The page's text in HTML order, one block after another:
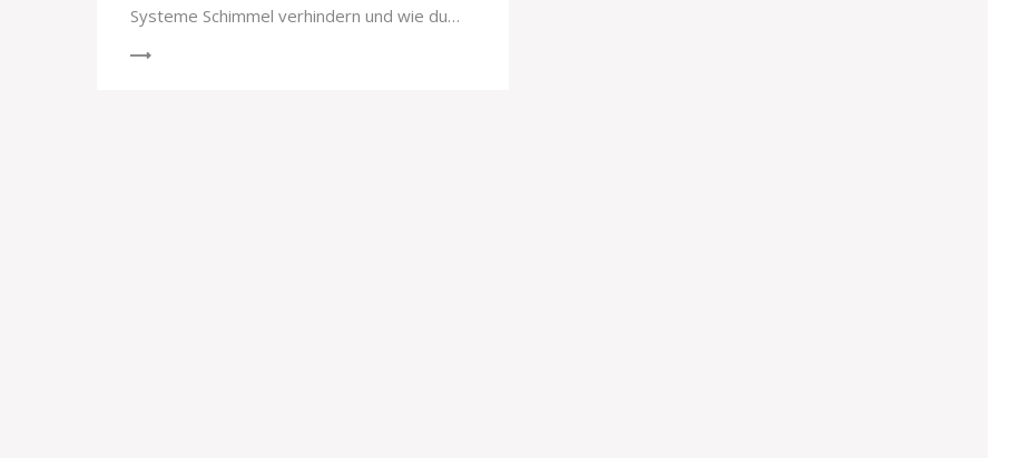
Systeme Schimmel verhindern und wie du